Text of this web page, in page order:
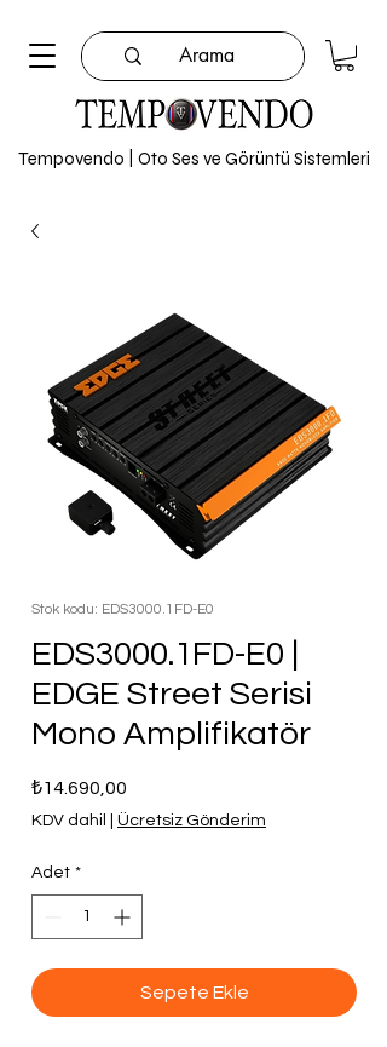
Tempovendo | Oto Ses ve Görüntü Sistemleri
Stok kodu: EDS3000.1FD-E0
EDS3000.1FD-E0 |
EDGE Street Serisi
Mono Amplifikatör
₺14.690,00
KDV dahil Ücretsiz Gönderim
Adet *
Sepete Ekle